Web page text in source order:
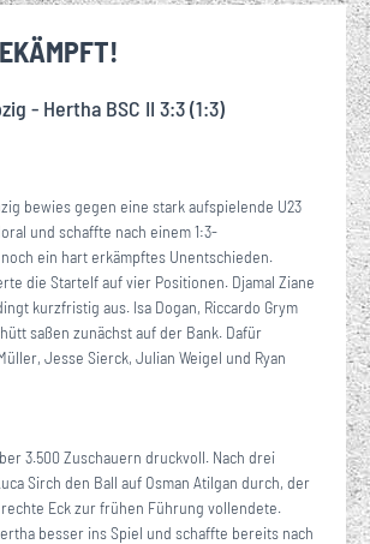
- Hertha BSC II 3:3 (1:3)
bewies gegen eine stark aufspielende U23
und schaffte nach einem 1:3-
ein hart erkämpftes Unentschieden.
die Startelf auf vier Positionen. Djamal Ziane
kurzfristig aus. Isa Dogan, Riccardo Grym
saßen zunächst auf der Bank. Dafür
Jesse Sierck, Julian Weigel und Ryan
3.500 Zuschauern druckvoll. Nach drei
Sirch den Ball auf Osman Atilgan durch, der
rechte Eck zur frühen Führung vollendete.
besser ins Spiel und schaffte bereits nach